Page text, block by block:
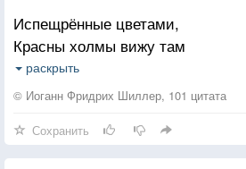
Испещрённые цветами,
Красны холмы вижу там
Ах, зачем я не с крыльями?
Полетел бы я к холмам.
Там поют согласны лиры,
Там обитель тишины,
раскрыть
© Иоганн Фридрих Шиллер, 101 цитата
Сохранить